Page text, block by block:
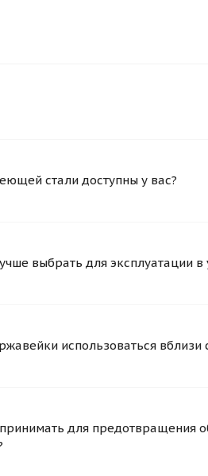
стали доступны у вас?
выбрать для эксплуатации в
использоваться вблизи
для предотвращения